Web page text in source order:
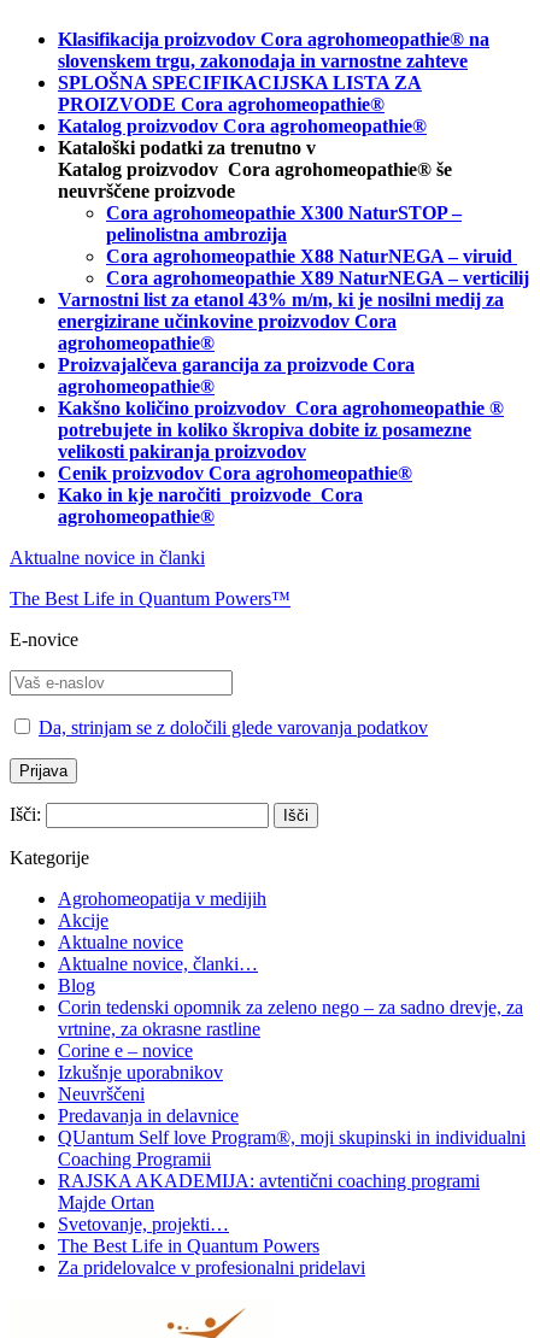
Klasifikacija proizvodov Cora agrohomeopathie® na
slovenskem trgu, zakonodaja in varnostne zahteve
SPLOŠNA SPECIFIKACIJSKA LISTA ZA
PROIZVODE Cora agrohomeopathie®
Katalog proizvodov Cora agrohomeopathie®
Kataloški podatki za trenutno v
Katalog proizvodov Cora agrohomeopathie® še
neuvrščene proizvode
Cora agrohomeopathie X300 NaturSTOP –
pelinolistna ambrozija
Cora agrohomeopathie X88 NaturNEGA – viruid
Cora agrohomeopathie X89 NaturNEGA – verticilij
Varnostni list za etanol 43% m/m, ki je nosilni medij za
energizirane učinkovine proizvodov Cora
agrohomeopathie®
Proizvajalčeva garancija za proizvode Cora
agrohomeopathie®
Kakšno količino proizvodov Cora agrohomeopathie ®
potrebujete in koliko škropiva dobite iz posamezne
velikosti pakiranja proizvodov
Cenik proizvodov Cora agrohomeopathie®
Kako in kje naročiti proizvode Cora
agrohomeopathie®
Aktualne novice in članki
The Best Life in Quantum Powers™
E-novice
Da, strinjam se z določili glede varovanja podatkov
Išči:
Kategorije
Agrohomeopatija v medijih
Akcije
Aktualne novice
Aktualne novice, članki…
Blog
Corin tedenski opomnik za zeleno nego – za sadno drevje, za
vrtnine, za okrasne rastline
Corine e – novice
Izkušnje uporabnikov
Neuvrščeni
Predavanja in delavnice
QUantum Self love Program®, moji skupinski in individualni
Coaching Programii
RAJSKA AKADEMIJA: avtentični coaching programi
Majde Ortan
Svetovanje, projekti…
The Best Life in Quantum Powers
Za pridelovalce v profesionalni pridelavi